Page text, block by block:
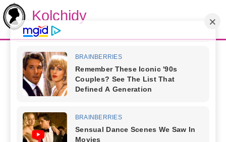
Kolchidy